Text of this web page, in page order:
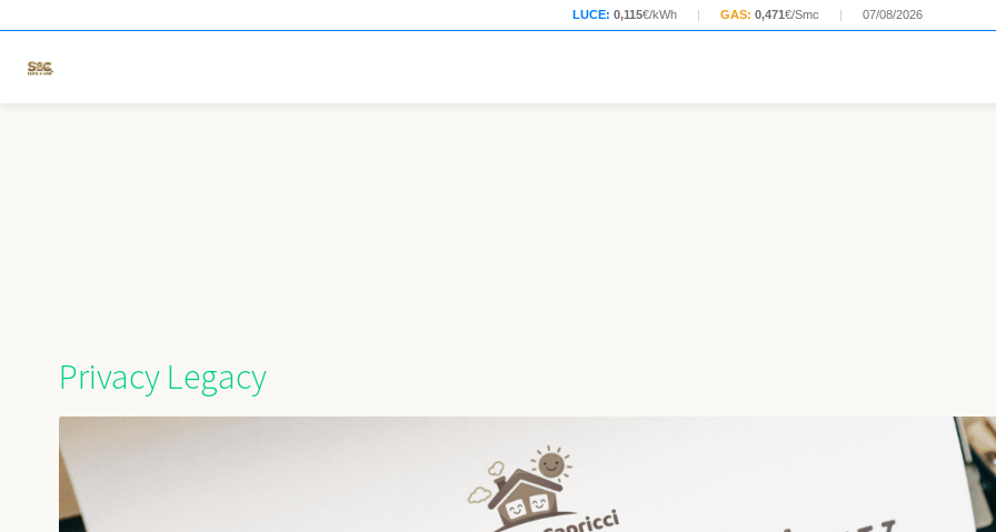
LUCE: 0,115€/kWh | GAS: 0,471€/Smc | 07/08/2026
Privacy Legacy